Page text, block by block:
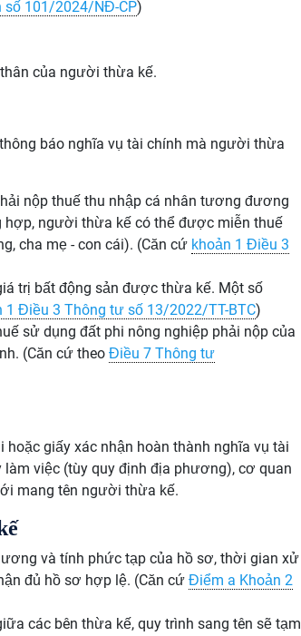
số 101/2024/NĐ-CP)
của người thừa kế.
báo nghĩa vụ tài chính mà người thừa
nộp thuế thu nhập cá nhân tương đương
hợp, người thừa kế có thể được miễn thuế
cha mẹ - con cái). (Căn cứ khoản 1 Điều 3
trị bất động sản được thừa kế. Một số
1 Điều 3 Thông tư số 13/2022/TT-BTC)
sử dụng đất phi nông nghiệp phải nộp của
(Căn cứ theo Điều 7 Thông tư
giấy xác nhận hoàn thành nghĩa vụ tài
làm việc (tùy quy định địa phương), cơ quan
mang tên người thừa kế.
và tính phức tạp của hồ sơ, thời gian xử
đủ hồ sơ hợp lệ. (Căn cứ Điểm a Khoản 2
các bên thừa kế, quy trình sang tên sẽ tạm